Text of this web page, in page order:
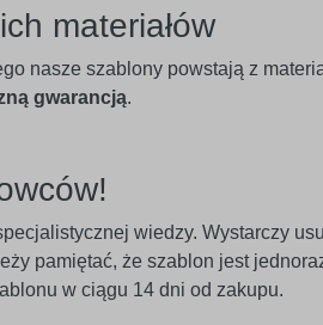
materiałów
nasze szablony powstają z
gwarancją.
wiedzy. Wystarczy
pamiętać, że szablon jest
w ciągu 14 dni od zakupu.